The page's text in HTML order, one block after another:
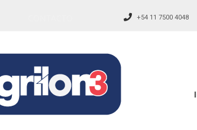
+54 11 7500 4048